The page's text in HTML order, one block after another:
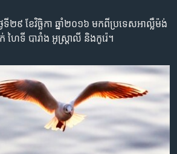
២៩ ខែ​វិច្ឆិកា ឆ្នាំ​២០១៦ មក​ពី​ប្រទេស​អាល្លឺម៉ង់
ហៃទី បារាំង អូស្ត្រាលី និង​កូរ៉េ។